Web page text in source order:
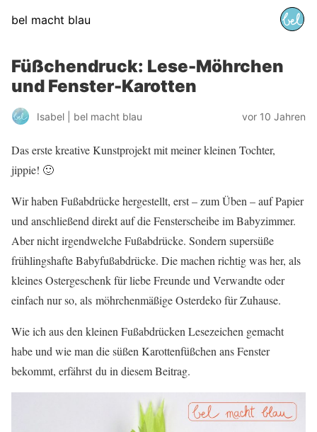
bel macht blau
Füßchendruck: Lese-Möhrchen
und Fenster-Karotten
Isabel | bel macht blau vor 10 Jahren
Das erste kreative Kunstprojekt mit meiner kleinen Tochter,
jippie! 🙂
Wir haben Fußabdrücke hergestellt, erst – zum Üben – auf Papier
und anschließend direkt auf die Fensterscheibe im Babyzimmer.
Aber nicht irgendwelche Fußabdrücke. Sondern supersüße
frühlingshafte Babyfußabdrücke. Die machen richtig was her, als
kleines Ostergeschenk für liebe Freunde und Verwandte oder
einfach nur so, als möhrchenmäßige Osterdeko für Zuhause.
Wie ich aus den kleinen Fußabdrücken Lesezeichen gemacht
habe und wie man die süßen Karottenfüßchen ans Fenster
bekommt, erfährst du in diesem Beitrag.